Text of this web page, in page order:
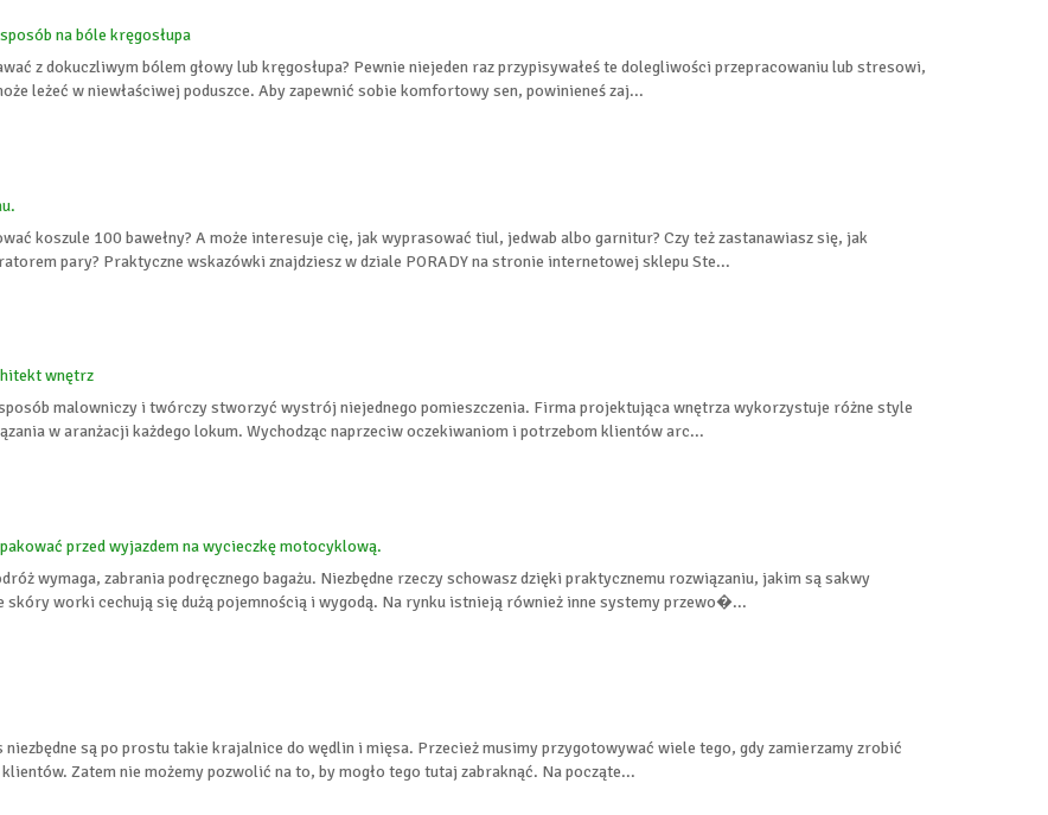
na bóle kręgosłupa
z dokuczliwym bólem głowy lub kręgosłupa? Pewnie niejeden raz przypisywałeś te dolegliwości przepracowaniu lub stresowi,
leżeć w niewłaściwej poduszce. Aby zapewnić sobie komfortowy sen, powinieneś zaj...
koszule 100 bawełny? A może interesuje cię, jak wyprasować tiul, jedwab albo garnitur? Czy też zastanawiasz się, jak
pary? Praktyczne wskazówki znajdziesz w dziale PORADY na stronie internetowej sklepu Ste...
wnętrz
malowniczy i twórczy stworzyć wystrój niejednego pomieszczenia. Firma projektująca wnętrza wykorzystuje różne style
w aranżacji każdego lokum. Wychodząc naprzeciw oczekiwaniom i potrzebom klientów arc...
przed wyjazdem na wycieczkę motocyklową.
wymaga, zabrania podręcznego bagażu. Niezbędne rzeczy schowasz dzięki praktycznemu rozwiązaniu, jakim są sakwy
skóry worki cechują się dużą pojemnością i wygodą. Na rynku istnieją również inne systemy przewo�...
niezbędne są po prostu takie krajalnice do wędlin i mięsa. Przecież musimy przygotowywać wiele tego, gdy zamierzamy zrobić
Zatem nie możemy pozwolić na to, by mogło tego tutaj zabraknąć. Na począte...